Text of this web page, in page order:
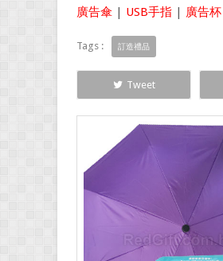
廣告傘 | USB手指 | 廣告杯
Tags : 訂造禮品
Tweet